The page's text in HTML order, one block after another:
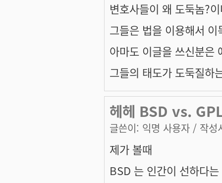
변호사들이 왜 도둑놈?
그들은 법을 이용해서
아마도 이글을 쓰신분은
그들의 태도가 도둑질하
헤헤 BSD vs.
글쓴이: 익명 사용자 / 작성
제가 볼때
BSD 는 인간이 선하다